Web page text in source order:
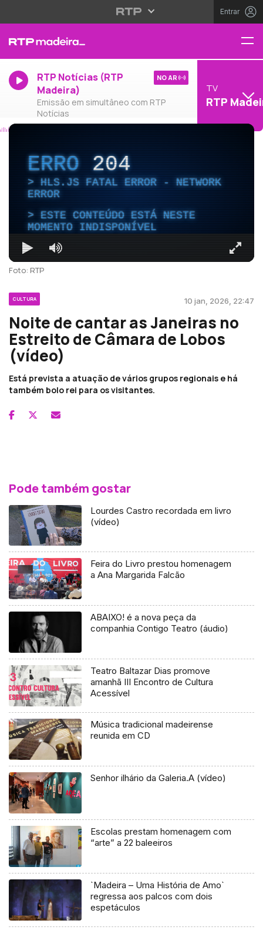
Entrar
RTP Notícias (RTP
Madeira)
Emissão em simultâneo com RTP
Notícias
NO AR
TV
RTP
ERRO204
HLS.JS FATAL ERROR - NETWORK
ERROR
ESTE CONTEÚDO ESTÁ NESTE
MOMENTO INDISPONÍVEL
Foto: RTP
CULTURA 10 jan, 2026, 22:47
Noite de cantar as Janeiras no
Estreito de Câmara de Lobos
(vídeo)
Está prevista a atuação de vários grupos regionais e há
também bolo rei para os visitantes.
Pode também gostar
Lourdes Castro recordada em livro
(vídeo)
Feira do Livro prestou homenagem
a Ana Margarida Falcão
ABAIXO! é a nova peça da
companhia Contigo Teatro (áudio)
Teatro Baltazar Dias promove
amanhã III Encontro de Cultura
Acessível
Música tradicional madeirense
reunida em CD
Senhor ilhário da Galeria.A (vídeo)
Escolas prestam homenagem com
“arte” a 22 baleeiros
`Madeira – Uma História de Amo`
regressa aos palcos com dois
espetáculos